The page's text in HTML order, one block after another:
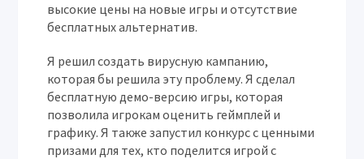
высокие цены на новые игры и отсутствие
бесплатных альтернатив.
Я решил создать вирусную кампанию,
которая бы решила эту проблему. Я сделал
бесплатную демо-версию игры, которая
позволила игрокам оценить геймплей и
графику. Я также запустил конкурс с ценными
призами для тех, кто поделится игрой с